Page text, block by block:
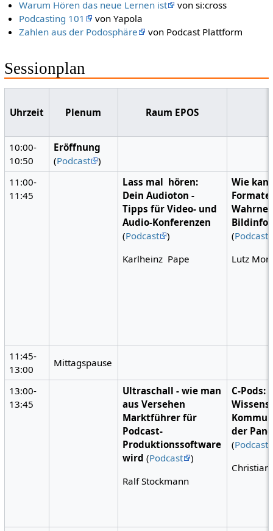
Warum Hören das neue Lernen ist
von si:cross
Podcasting 101
von Yapola
Zahlen aus der Podosphäre
von Podcast Plattform
Sessionplan
Uhrzeit Plenum Raum EPOS
10:00-
10:50
Eröffnung
(Podcast
)
11:00-
11:45
Lass mal hören:
Dein Audioton -
Tipps für Video- und
Audio-Konferenzen
(Podcast
)
Karlheinz Pape
Wie
(Podcast
Lutz
11:45-
13:00
Mittagspause
13:00-
13:45
Ultraschall - wie man
aus Versehen
Marktführer für
Podcast-
Produktionssoftware
wird (Podcast
)
Ralf Stockmann
C-Pods:
der
(Podcast
Christian